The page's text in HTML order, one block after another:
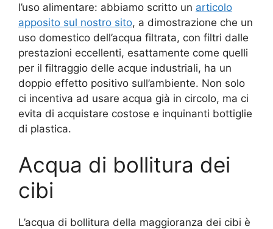
l’uso alimentare: abbiamo scritto un articolo
apposito sul nostro sito, a dimostrazione che un
uso domestico dell’acqua filtrata, con filtri dalle
prestazioni eccellenti, esattamente come quelli
per il filtraggio delle acque industriali, ha un
doppio effetto positivo sull’ambiente. Non solo
ci incentiva ad usare acqua già in circolo, ma ci
evita di acquistare costose e inquinanti bottiglie
di plastica.
Acqua di bollitura dei
cibi
L’acqua di bollitura della maggioranza dei cibi è